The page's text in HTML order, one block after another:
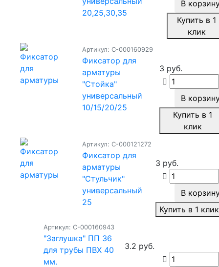
20,25,30,35
В
Купить в 1
клик
Артикул: С-000160929
Фиксатор для
арматуры
"Стойка"
универсальный
10/15/20/25
3 руб.
В
Купить в 1
клик
Артикул: С-000121272
Фиксатор для
арматуры
"Стульчик"
универсальный
25
3 руб.
В
Купить в 1 клик
Артикул: С-000160943
"Заглушка" ПП 36
для трубы ПВХ 40
мм.
3.2 руб.